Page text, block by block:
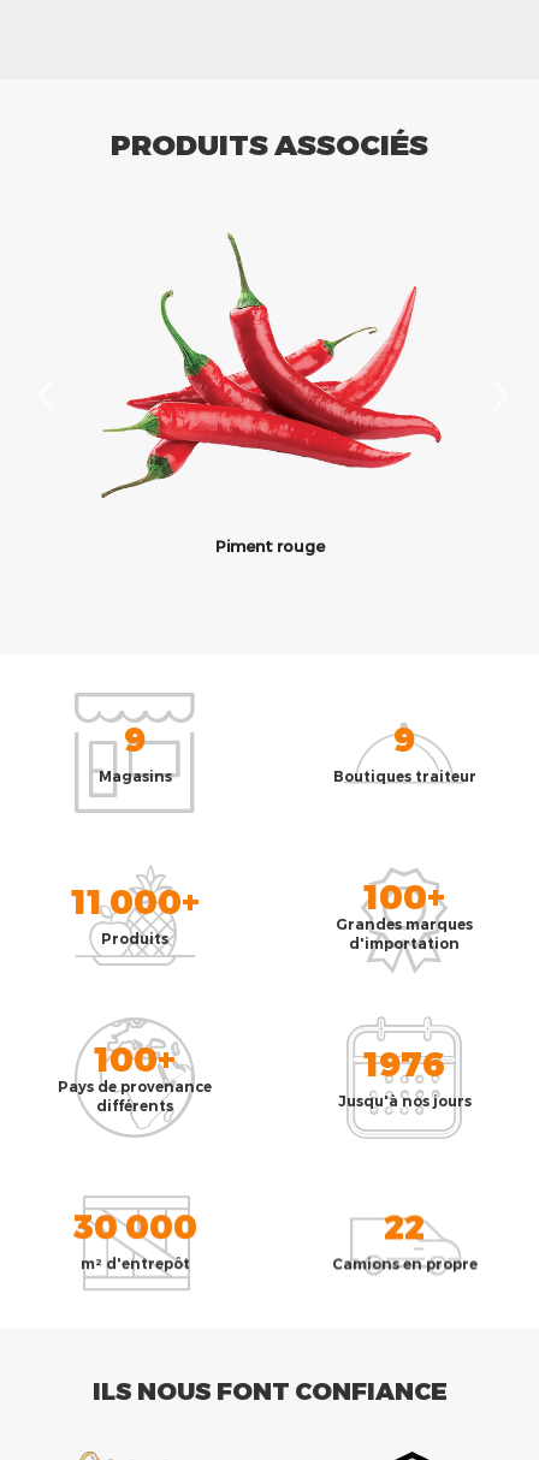
PRODUITS ASSOCIÉS
Piment rouge
9
Magasins
9
Boutiques traiteur
11 000+
Produits
100+
Grandes marques
d'importation
100+
Pays de provenance
différents
1976
Jusqu'à nos jours
30 000
m² d'entrepôt
22
Camions en propre
ILS NOUS FONT CONFIANCE